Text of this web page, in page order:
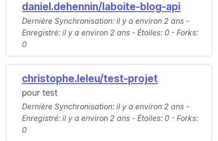
daniel.dehennin/laboite-blog-api
Dernière Synchronisation: il y a environ 2 ans -
Enregistré: il y a environ 2 ans - Étoiles: 0 - Forks:
0
christophe.leleu/test-projet
pour test
Dernière Synchronisation: il y a environ 2 ans -
Enregistré: il y a environ 2 ans - Étoiles: 0 - Forks:
0